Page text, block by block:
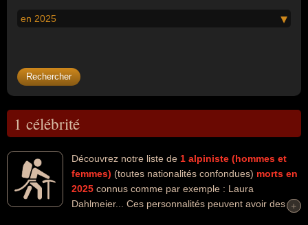
en 2025
1 célébrité
Découvrez notre liste de 1 alpiniste (hommes et
femmes) (toutes nationalités confondues) morts en
2025 connus comme par exemple : Laura
Dahlmeier... Ces personnalités peuvent avoir des +
+